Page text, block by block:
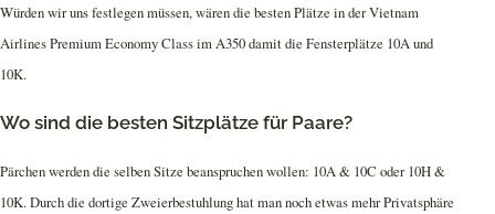
Würden wir uns festlegen müssen, wären die besten Plätze in der Vietnam
Airlines Premium Economy Class im A350 damit die Fensterplätze 10A und
10K.
Wo sind die besten Sitzplätze für Paare?
Pärchen werden die selben Sitze beanspruchen wollen: 10A & 10C oder 10H &
10K. Durch die dortige Zweierbestuhlung hat man noch etwas mehr Privatsphäre